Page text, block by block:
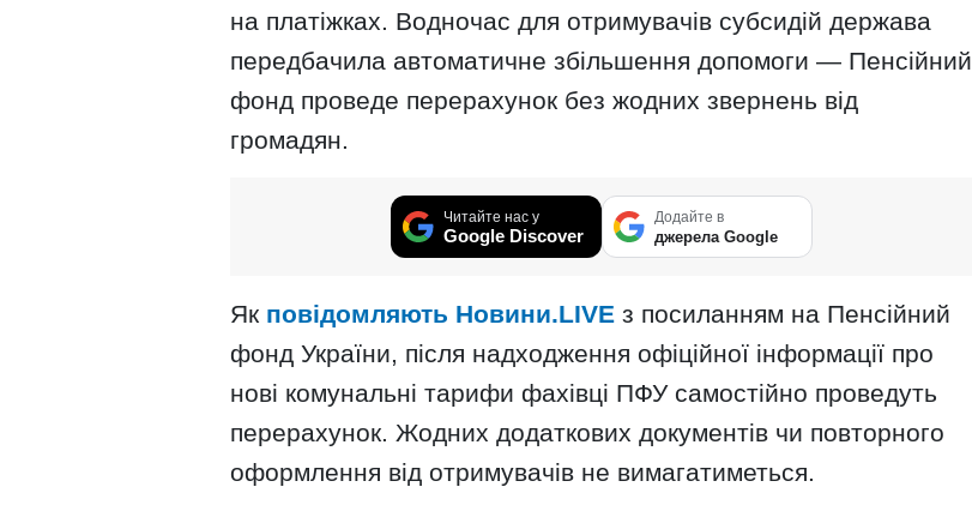
на платіжках. Водночас для отримувачів субсидій держава
передбачила автоматичне збільшення допомоги — Пенсійний
фонд проведе перерахунок без жодних звернень від
громадян.
Читайте нас у
Google Discover
Додайте в
джерела Google
Як повідомляють Новини.LIVE з посиланням на Пенсійний
фонд України, після надходження офіційної інформації про
нові комунальні тарифи фахівці ПФУ самостійно проведуть
перерахунок. Жодних додаткових документів чи повторного
оформлення від отримувачів не вимагатиметься.